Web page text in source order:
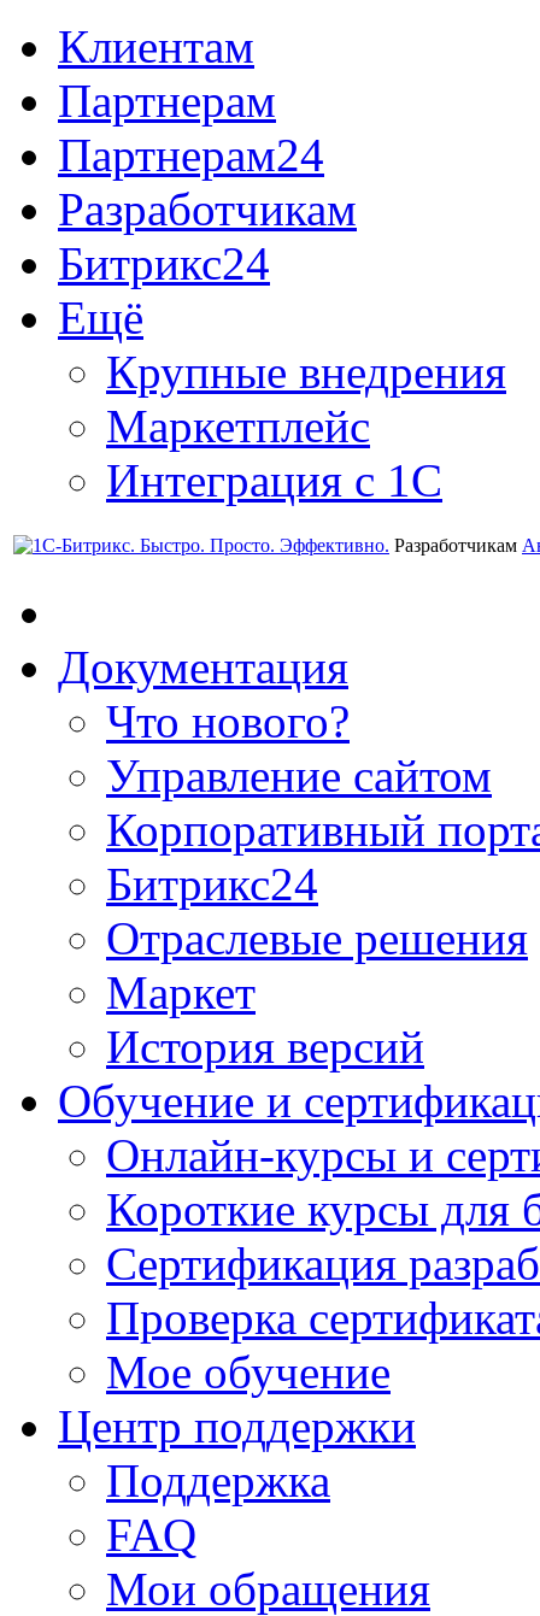
Клиентам
Партнерам
Партнерам24
Разработчикам
Битрикс24
Ещё
Крупные внедрения
Маркетплейс
Интеграция с 1С
Разработчикам
Документация
Что нового?
Управление сайтом
Корпоративный
Битрикс24
Отраслевые решения
Маркет
История версий
Обучение и
Онлайн-курсы и
Короткие курсы для
Сертификация
Проверка
Мое обучение
Центр поддержки
Поддержка
FAQ
Мои обращения